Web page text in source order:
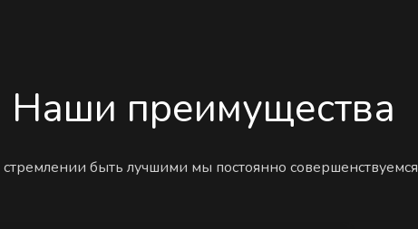
Наши преимущества
быть лучшими мы постоянно совершенствуемся